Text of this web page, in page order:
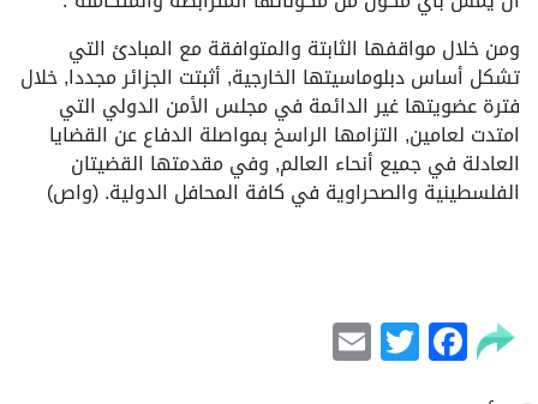
ومن خلال مواقفها الثابتة والمتوافقة مع المبادئ التي
تشكل أساس دبلوماسيتها الخارجية, أثبتت الجزائر مجددا, خلال
فترة عضويتها غير الدائمة في مجلس الأمن الدولي التي
امتدت لعامين, التزامها الراسخ بمواصلة الدفاع عن القضايا
العادلة في جميع أنحاء العالم, وفي مقدمتها القضيتان
الفلسطينية والصحراوية في كافة المحافل الدولية. (واص)
Facebook
Twitter